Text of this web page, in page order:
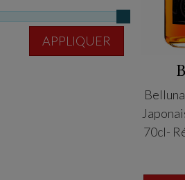
APPLIQUER
70cl-